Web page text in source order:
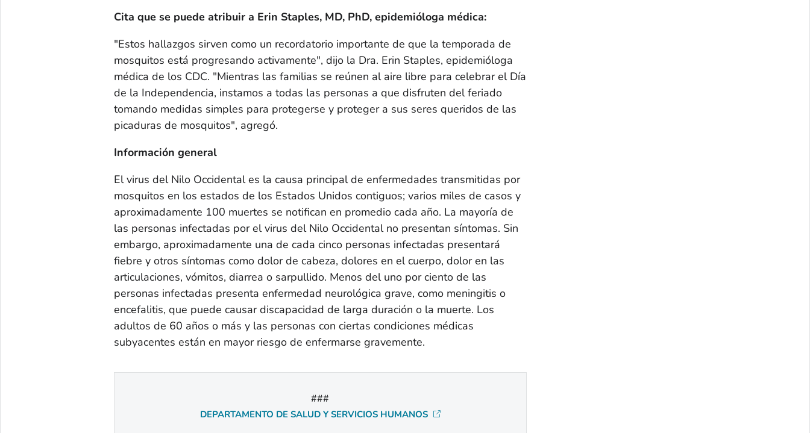
Cita que se puede atribuir a Erin Staples, MD, PhD, epidemióloga médica:
"Estos hallazgos sirven como un recordatorio importante de que la temporada de
mosquitos está progresando activamente", dijo la Dra. Erin Staples, epidemióloga
médica de los CDC. "Mientras las familias se reúnen al aire libre para celebrar el Día
de la Independencia, instamos a todas las personas a que disfruten del feriado
tomando medidas simples para protegerse y proteger a sus seres queridos de las
picaduras de mosquitos", agregó.
Información general
El virus del Nilo Occidental es la causa principal de enfermedades transmitidas por
mosquitos en los estados de los Estados Unidos contiguos; varios miles de casos y
aproximadamente 100 muertes se notifican en promedio cada año. La mayoría de
las personas infectadas por el virus del Nilo Occidental no presentan síntomas. Sin
embargo, aproximadamente una de cada cinco personas infectadas presentará
fiebre y otros síntomas como dolor de cabeza, dolores en el cuerpo, dolor en las
articulaciones, vómitos, diarrea o sarpullido. Menos del uno por ciento de las
personas infectadas presenta enfermedad neurológica grave, como meningitis o
encefalitis, que puede causar discapacidad de larga duración o la muerte. Los
adultos de 60 años o más y las personas con ciertas condiciones médicas
subyacentes están en mayor riesgo de enfermarse gravemente.
###
DEPARTAMENTO DE SALUD Y SERVICIOS HUMANOS